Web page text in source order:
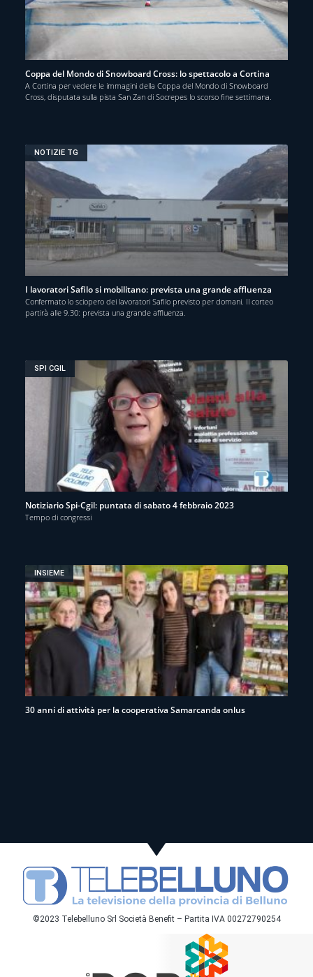
Coppa del Mondo di Snowboard Cross: lo spettacolo a Cortina
A Cortina per vedere le immagini della Coppa del Mondo di Snowboard
Cross, disputata sulla pista San Zan di Socrepes lo scorso fine settimana.
NOTIZIE TG
I lavoratori Safilo si mobilitano: prevista una grande affluenza
Confermato lo sciopero dei lavoratori Safilo previsto per domani. Il corteo
partirà alle 9.30: prevista una grande affluenza.
SPI CGIL
Notiziario Spi-Cgil: puntata di sabato 4 febbraio 2023
Tempo di congressi
INSIEME
30 anni di attività per la cooperativa Samarcanda onlus
©2023 Telebelluno Srl Società Benefit – Partita IVA 00272790254